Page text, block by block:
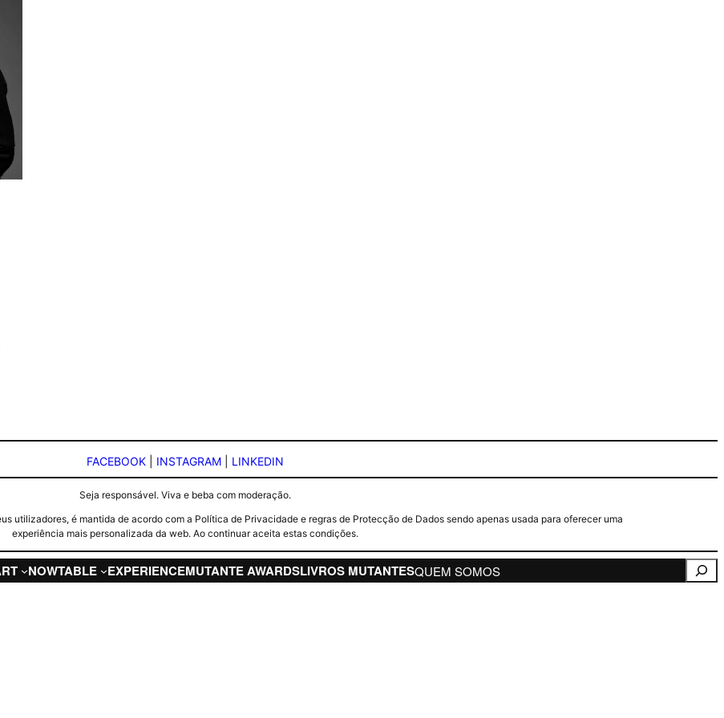
FACEBOOK INSTAGRAM LINKEDIN
Seja responsável. Viva e beba com moderação.
utilizadores, é mantida de acordo com a Política de Privacidade e regras de Protecção de Dados sendo apenas usada para oferecer uma
experiência mais personalizada da web. Ao continuar aceita estas condições.
NOWTABLE EXPERIENCEMUTANTE AWARDSLIVROS MUTANTESQUEM SOMOS